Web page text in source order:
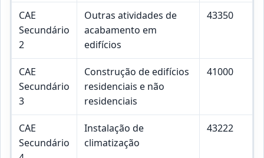
CAE
Secundário
2
Outras atividades de
acabamento em
edifícios
43350
CAE
Secundário
3
Construção de edifícios
residenciais e não
residenciais
41000
CAE
Secundário
Instalação de
climatização
43222